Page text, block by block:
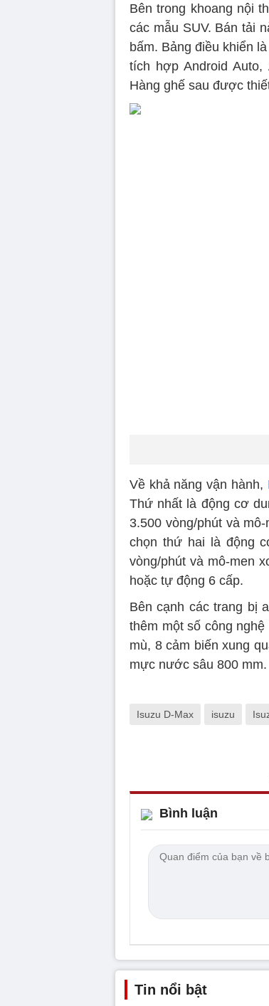
Bên trong khoang nội
các mẫu SUV. Bán tải
bấm. Bảng điều khiển
tích hợp Android
Hàng ghế sau được
Về khả năng vận hành,
Thứ nhất là động cơ
3.500 vòng/phút và
chọn thứ hai là động
vòng/phút và mô-men
hoặc tự động 6 cấp.
Bên cạnh các trang bị
thêm một số công
mù, 8 cảm biến xung
mực nước sâu 800 mm.
Isuzu D-Max isuzu
Bình luận
Tin nổi bật